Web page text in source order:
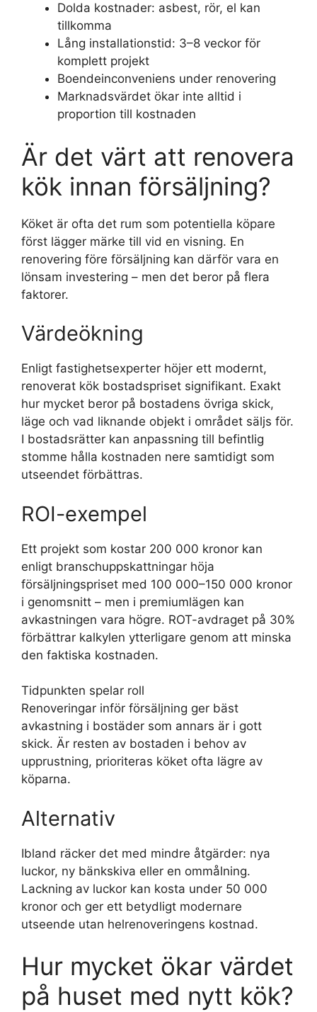
Dolda kostnader: asbest, rör, el kan
tillkomma
Lång installationstid: 3–8 veckor för
komplett projekt
Boendeinconveniens under renovering
Marknadsvärdet ökar inte alltid i
proportion till kostnaden
Är det värt att renovera
kök innan försäljning?
Köket är ofta det rum som potentiella köpare
först lägger märke till vid en visning. En
renovering före försäljning kan därför vara en
lönsam investering – men det beror på flera
faktorer.
Värdeökning
Enligt fastighetsexperter höjer ett modernt,
renoverat kök bostadspriset signifikant. Exakt
hur mycket beror på bostadens övriga skick,
läge och vad liknande objekt i området säljs för.
I bostadsrätter kan anpassning till befintlig
stomme hålla kostnaden nere samtidigt som
utseendet förbättras.
ROI-exempel
Ett projekt som kostar 200 000 kronor kan
enligt branschuppskattningar höja
försäljningspriset med 100 000–150 000 kronor
i genomsnitt – men i premiumlägen kan
avkastningen vara högre. ROT-avdraget på 30%
förbättrar kalkylen ytterligare genom att minska
den faktiska kostnaden.
Tidpunkten spelar roll
Renoveringar inför försäljning ger bäst
avkastning i bostäder som annars är i gott
skick. Är resten av bostaden i behov av
upprustning, prioriteras köket ofta lägre av
köparna.
Alternativ
Ibland räcker det med mindre åtgärder: nya
luckor, ny bänkskiva eller en ommålning.
Lackning av luckor kan kosta under 50 000
kronor och ger ett betydligt modernare
utseende utan helrenoveringens kostnad.
Hur mycket ökar värdet
på huset med nytt kök?